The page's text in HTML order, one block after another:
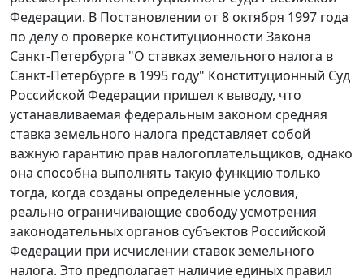
Федерации. В Постановлении от 8 октября 1997 года
по делу о проверке конституционности Закона
Санкт-Петербурга "О ставках земельного налога в
Санкт-Петербурге в 1995 году" Конституционный Суд
Российской Федерации пришел к выводу, что
устанавливаемая федеральным законом средняя
ставка земельного налога представляет собой
важную гарантию прав налогоплательщиков, однако
она способна выполнять такую функцию только
тогда, когда созданы определенные условия,
реально ограничивающие свободу усмотрения
законодательных органов субъектов Российской
Федерации при исчислении ставок земельного
налога. Это предполагает наличие единых правил